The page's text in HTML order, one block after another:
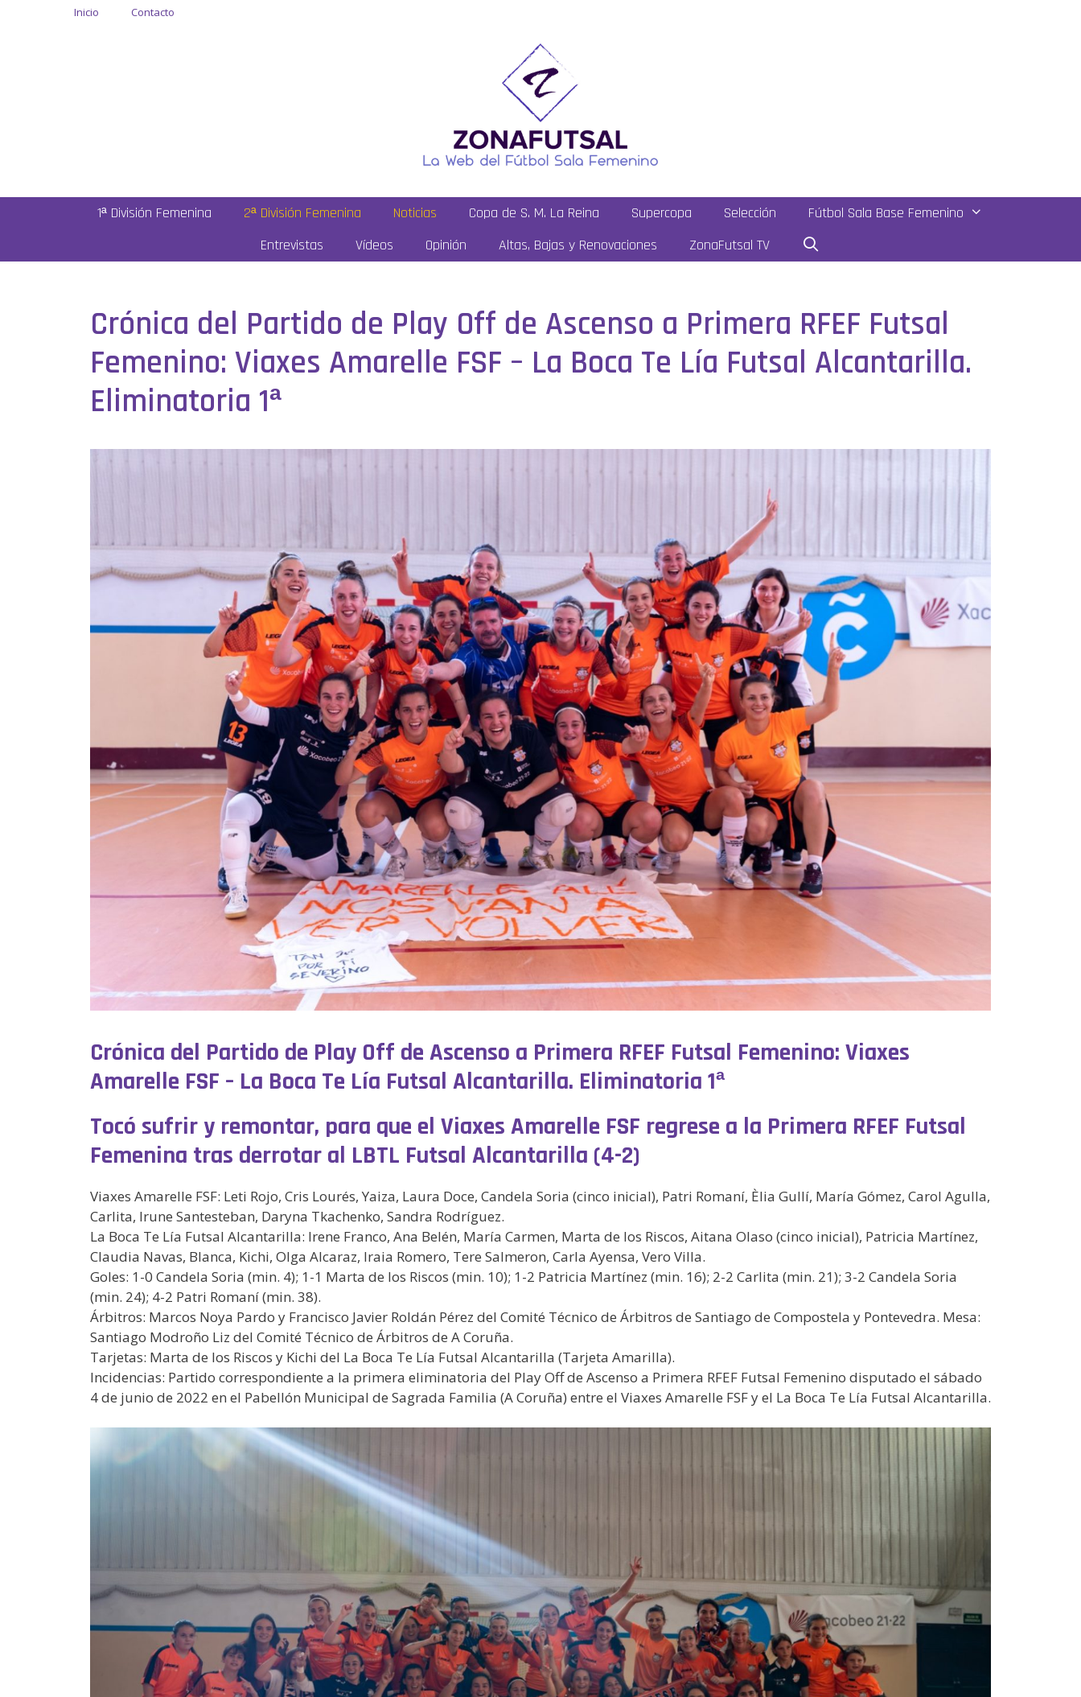
Inicio Contacto
1ª División Femenina 2ª División Femenina Noticias Copa de S. M. La Reina Supercopa Selección
Fútbol Sala Base Femenino
Entrevistas
Vídeos Opinión Altas, Bajas y Renovaciones ZonaFutsal TV
Crónica del Partido de Play Off de Ascenso a Primera RFEF Futsal
Femenino: Viaxes Amarelle FSF – La Boca Te Lía Futsal Alcantarilla.
Eliminatoria 1ª
Crónica del Partido de Play Off de Ascenso a Primera RFEF Futsal Femenino: Viaxes
Amarelle FSF – La Boca Te Lía Futsal Alcantarilla. Eliminatoria 1ª
Tocó sufrir y remontar, para que el Viaxes Amarelle FSF regrese a la Primera RFEF Futsal
Femenina tras derrotar al LBTL Futsal Alcantarilla (4-2)
Viaxes Amarelle FSF: Leti Rojo, Cris Lourés, Yaiza, Laura Doce, Candela Soria (cinco inicial), Patri Romaní, Èlia Gullí, María Gómez, Carol Agulla,
Carlita, Irune Santesteban, Daryna Tkachenko, Sandra Rodríguez.
La Boca Te Lía Futsal Alcantarilla: Irene Franco, Ana Belén, María Carmen, Marta de los Riscos, Aitana Olaso (cinco inicial), Patricia Martínez,
Claudia Navas, Blanca, Kichi, Olga Alcaraz, Iraia Romero, Tere Salmeron, Carla Ayensa, Vero Villa.
Goles: 1-0 Candela Soria (min. 4); 1-1 Marta de los Riscos (min. 10); 1-2 Patricia Martínez (min. 16); 2-2 Carlita (min. 21); 3-2 Candela Soria
(min. 24); 4-2 Patri Romaní (min. 38).
Árbitros: Marcos Noya Pardo y Francisco Javier Roldán Pérez del Comité Técnico de Árbitros de Santiago de Compostela y Pontevedra. Mesa:
Santiago Modroño Liz del Comité Técnico de Árbitros de A Coruña.
Tarjetas: Marta de los Riscos y Kichi del La Boca Te Lía Futsal Alcantarilla (Tarjeta Amarilla).
Incidencias: Partido correspondiente a la primera eliminatoria del Play Off de Ascenso a Primera RFEF Futsal Femenino disputado el sábado
4 de junio de 2022 en el Pabellón Municipal de Sagrada Familia (A Coruña) entre el Viaxes Amarelle FSF y el La Boca Te Lía Futsal Alcantarilla.